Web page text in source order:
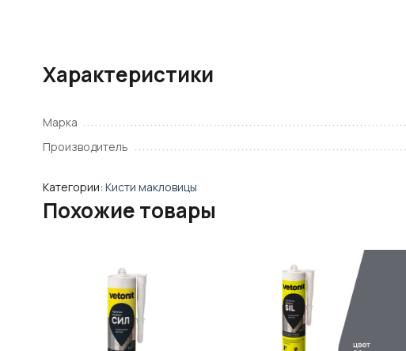
Характеристики
Марка
Производитель
Категории: Кисти макловицы
Похожие товары